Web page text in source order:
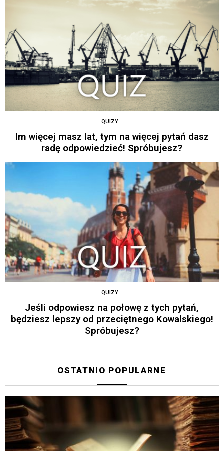
QUIZY
Im więcej masz lat, tym na więcej pytań dasz
radę odpowiedzieć! Spróbujesz?
QUIZY
Jeśli odpowiesz na połowę z tych pytań,
będziesz lepszy od przeciętnego Kowalskiego!
Spróbujesz?
OSTATNIO POPULARNE